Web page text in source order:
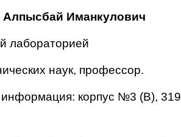
Алпысбай Иманкулович
лабораторией
наук, профессор.
информация: корпус №3 (В), 319